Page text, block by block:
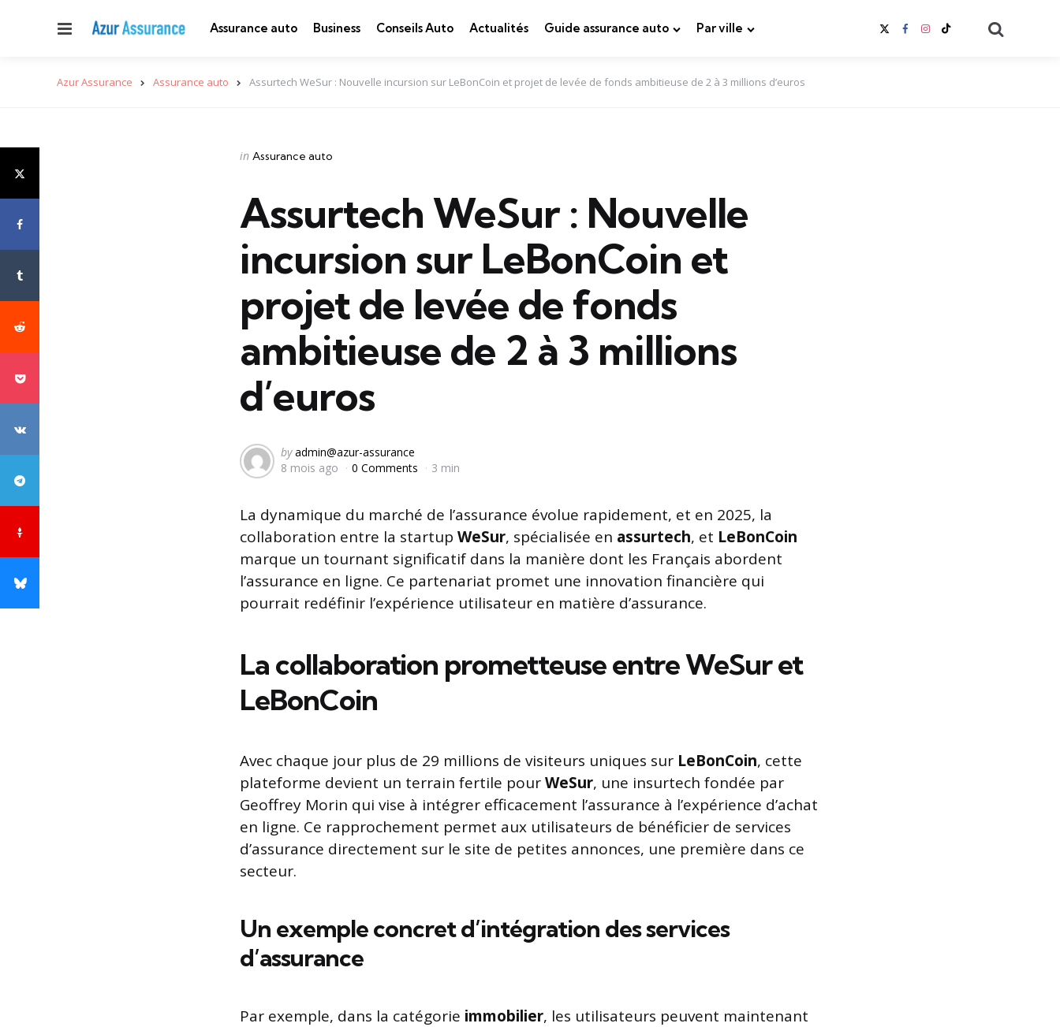
Menu Assurance auto Business Conseils Auto Actualités Guide assurance auto Par ville
Azur Assurance Assurance auto Assurtech WeSur : Nouvelle incursion sur LeBonCoin et projet de levée de fonds ambitieuse de 2 à 3 millions d’euros
Categories
Posted
in Assurance auto
Assurtech WeSur : Nouvelle
incursion sur LeBonCoin et
projet de levée de fonds
ambitieuse de 2 à 3 millions
d’euros
Posted
by
by admin@azur-assurance
8 mois ago
0 Comments 3 min
La dynamique du marché de l’assurance évolue rapidement, et en 2025, la
collaboration entre la startup WeSur, spécialisée en assurtech, et LeBonCoin
marque un tournant significatif dans la manière dont les Français abordent
l’assurance en ligne. Ce partenariat promet une innovation financière qui
pourrait redéfinir l’expérience utilisateur en matière d’assurance.
La collaboration prometteuse entre WeSur et
LeBonCoin
Avec chaque jour plus de 29 millions de visiteurs uniques sur LeBonCoin, cette
plateforme devient un terrain fertile pourWeSur, une insurtech fondée par
Geoffrey Morin qui vise à intégrer efficacement l’assurance à l’expérience d’achat
en ligne. Ce rapprochement permet aux utilisateurs de bénéficier de services
d’assurance directement sur le site de petites annonces, une première dans ce
secteur.
Un exemple concret d’intégration des services
d’assurance
Par exemple, dans la catégorie immobilier, les utilisateurs peuvent maintenant